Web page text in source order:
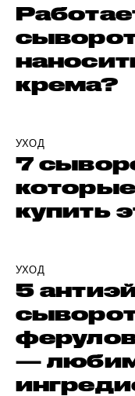
крема?
УХОД
7
купить
УХОД
5
—